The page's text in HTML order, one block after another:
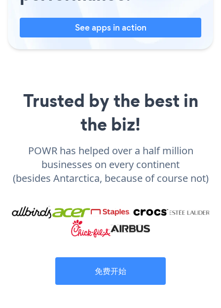
See apps in action
Trusted by the best in
the biz!
POWR has helped over a half million
businesses on every continent
(besides Antarctica, because of course not)
免费开始